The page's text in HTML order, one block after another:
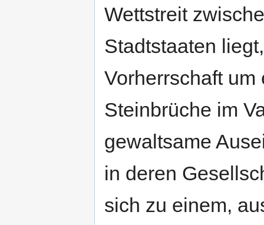
Wettstreit
Stadtstaaten
Vorherrschaft
Steinbrüche im
gewaltsame
in deren
sich zu einem,